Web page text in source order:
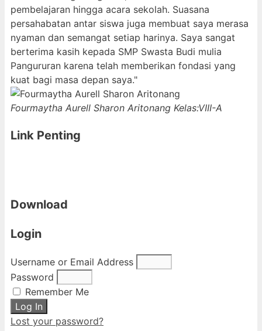
pembelajaran hingga acara sekolah. Suasana
persahabatan antar siswa juga membuat saya merasa
nyaman dan semangat setiap harinya. Saya sangat
berterima kasih kepada SMP Swasta Budi mulia
Pangururan karena telah memberikan fondasi yang
kuat bagi masa depan saya."
Fourmaytha Aurell Sharon Aritonang Kelas:VIII-A
Link Penting
Download
Login
Username or Email Address
Password
Remember Me
Log In
Lost your password?